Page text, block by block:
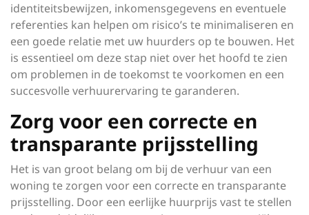
identiteitsbewijzen, inkomensgegevens en eventuele
referenties kan helpen om risico’s te minimaliseren en
een goede relatie met uw huurders op te bouwen. Het
is essentieel om deze stap niet over het hoofd te zien
om problemen in de toekomst te voorkomen en een
succesvolle verhuurervaring te garanderen.
Zorg voor een correcte en
transparante prijsstelling
Het is van groot belang om bij de verhuur van een
woning te zorgen voor een correcte en transparante
prijsstelling. Door een eerlijke huurprijs vast te stellen